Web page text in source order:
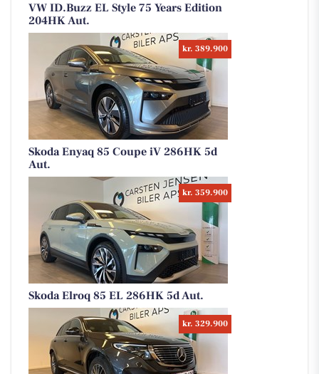
VW ID.Buzz EL Style 75 Years Edition
204HK Aut.
kr. 389.900
Skoda Enyaq 85 Coupe iV 286HK 5d
Aut.
kr. 359.900
Skoda Elroq 85 EL 286HK 5d Aut.
kr. 329.900